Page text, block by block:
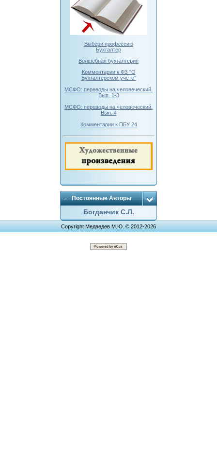
Выбери профессию
Бухгалтер
Волшебная бухгалтерия
Комментарии к ФЗ "О
Бухгалтерском учете"
МСФО: переводы на человеческий.
Вып. 1-3
МСФО: переводы на человеческий.
Вып. 4
Комментарии к ПБУ 24
Постоянные Авторы
Богданчик С.Л.
Copyright Медведев М.Ю. © 2012-2026